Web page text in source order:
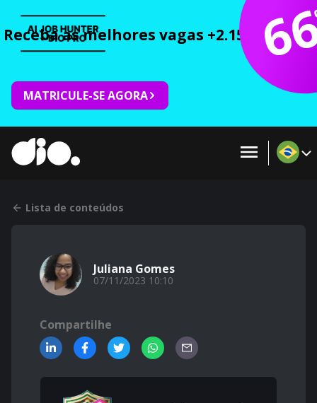
Receba as melhores vagas +2.150 cursos
MATRICULE-SE AGORA
Lista de conteúdos
Juliana Gomes
07/11/2023 10:10
Compartilhe